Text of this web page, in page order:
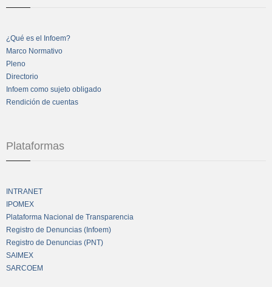
¿Qué es el Infoem?
Marco Normativo
Pleno
Directorio
Infoem como sujeto obligado
Rendición de cuentas
Plataformas
INTRANET
IPOMEX
Plataforma Nacional de Transparencia
Registro de Denuncias (Infoem)
Registro de Denuncias (PNT)
SAIMEX
SARCOEM